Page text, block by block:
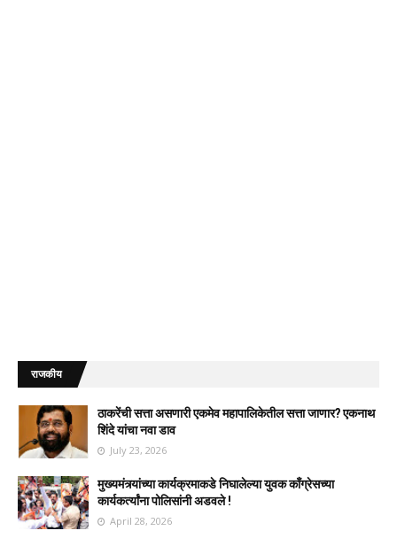
राजकीय
ठाकरेंची सत्ता असणारी एकमेव महापालिकेतील सत्ता जाणार? एकनाथ
शिंदे यांचा नवा डाव
July 23, 2026
मुख्यमंत्र्यांच्या कार्यक्रमाकडे निघालेल्या युवक काँग्रेसच्या
कार्यकर्त्यांना पोलिसांनी अडवले !
April 28, 2026